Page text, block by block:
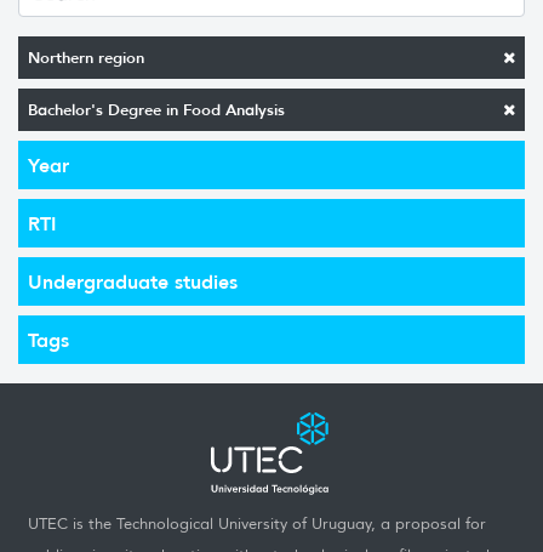
Northern region
Bachelor's Degree in Food Analysis
Year
RTI
Undergraduate studies
Tags
UTEC is the Technological University of Uruguay, a proposal for